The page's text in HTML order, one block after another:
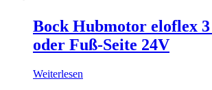
Bock Hubmotor eloflex
oder Fuß-Seite 24V
Weiterlesen